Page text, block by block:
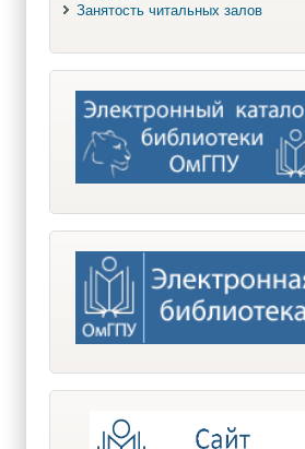
Занятость читальных залов